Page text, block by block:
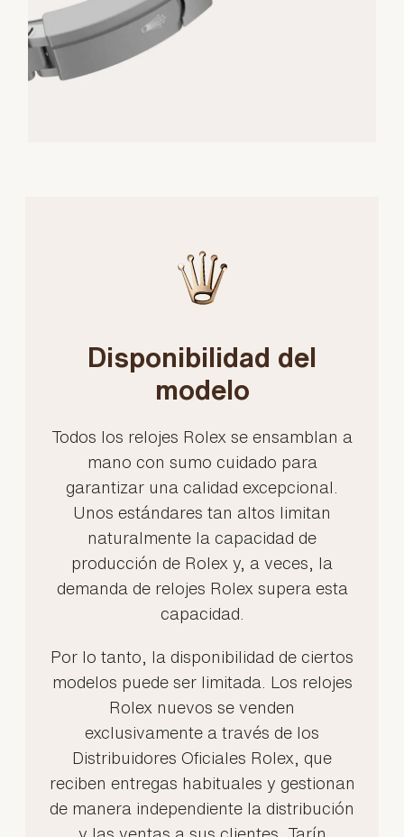
Disponibilidad del
modelo
Todos los relojes Rolex se ensamblan a
mano con sumo cuidado para
garantizar una calidad excepcional.
Unos estándares tan altos limitan
naturalmente la capacidad de
producción de Rolex y, a veces, la
demanda de relojes Rolex supera esta
capacidad.
Por lo tanto, la disponibilidad de ciertos
modelos puede ser limitada. Los relojes
Rolex nuevos se venden
exclusivamente a través de los
Distribuidores Oficiales Rolex, que
reciben entregas habituales y gestionan
de manera independiente la distribución
y las ventas a sus clientes. Tarín